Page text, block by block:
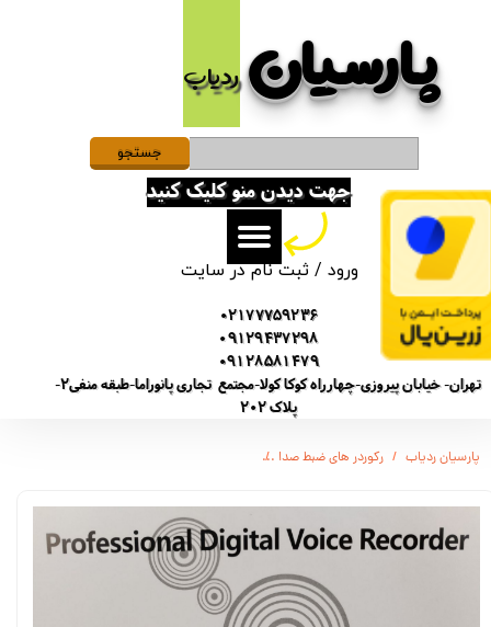
پارسیان​​​​​​​ردیاب
ورود /ثبت نام در سایت
حساب کاربری من
تغییر گذر واژه
سفارشات
خروج از حساب کاربری
02177759236
09129437298
09128581479
تهران- خیابان پیروزی-چهارراه کوکا کولا-مجتمع تجاری پانوراما-طبقه منفی2-
پلاک 202
جهت دیدن منو کلیک کنید
جستجو
پارسیان ردیاب رکوردر های ضبط صدا